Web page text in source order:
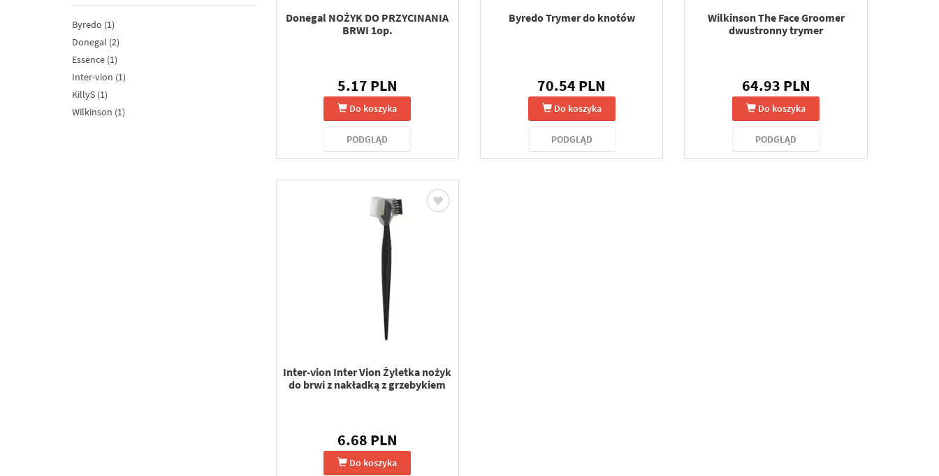
Byredo (1)
Donegal (2)
Essence (1)
Inter-vion (1)
KillyS (1)
Wilkinson (1)
Donegal NOŻYK DO PRZYCINANIA
BRWI 1op.
5.17 PLN
Do koszyka
PODGLĄD
Byredo Trymer do knotów
70.54 PLN
Do koszyka
PODGLĄD
Wilkinson The Face Groomer
dwustronny trymer
64.93 PLN
Do koszyka
PODGLĄD
Inter-vion Inter Vion Żyletka nożyk
do brwi z nakładką z grzebykiem
6.68 PLN
Do koszyka